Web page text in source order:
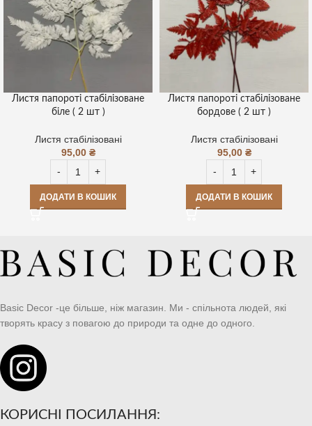
Листя папороті стабілізоване
біле ( 2 шт )
Листя стабілізовані
95,00 ₴
ДОДАТИ В КОШИК
Листя папороті стабілізоване
бордове ( 2 шт )
Листя стабілізовані
95,00 ₴
ДОДАТИ В КОШИК
Basic Decor -це більше, ніж магазин. Ми - спільнота людей, які
творять красу з повагою до природи та одне до одного.
КОРИСНІ ПОСИЛАННЯ: